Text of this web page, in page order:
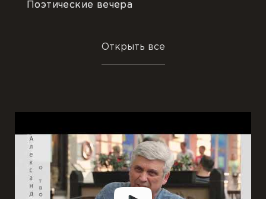
Поэтические вечера
Открыть все